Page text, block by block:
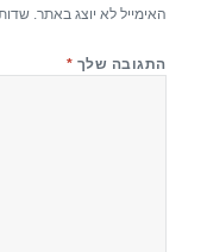
האימייל לא יוצג באתר.
התגובה שלך *